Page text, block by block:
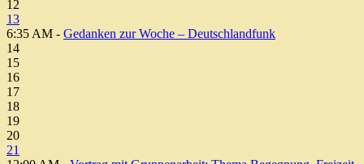
12
13
6:35 AM - Gedanken zur Woche – Deutschlandfunk
14
15
16
17
18
19
20
21